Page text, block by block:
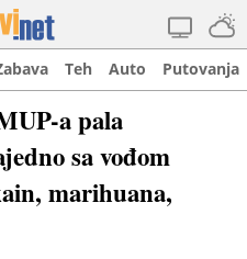
Teh Auto Putovanja
a pala
sa vođom
marihuana,